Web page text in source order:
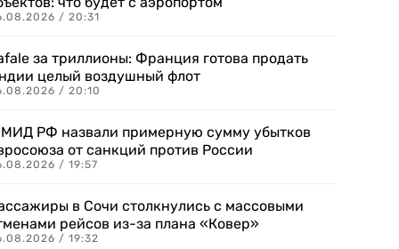
/ 20:31
за триллионы: Франция готова продать
целый воздушный флот
/ 20:10
РФ назвали примерную сумму убытков
от санкций против России
/ 19:57
в Сочи столкнулись с массовыми
рейсов из-за плана «Ковер»
/ 19:32